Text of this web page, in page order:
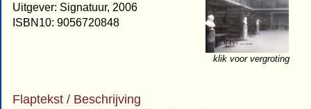
klik voor vergroting
Uitgever: Signatuur, 2006
ISBN10: 9056720848
Flaptekst / Beschrijving